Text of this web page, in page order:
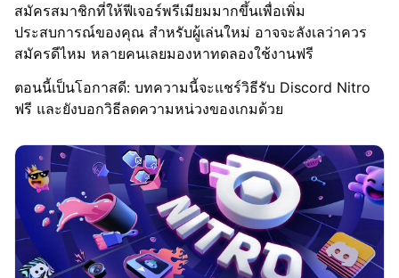
สมัครสมาชิกที่ให้ฟีเจอร์พรีเมียมมากขึ้นเพื่อเพิ่ม
ประสบการณ์ของคุณ สำหรับผู้เล่นใหม่ อาจจะลังเลว่าควร
สมัครดีไหม หลายคนเลยมองหาทดลองใช้งานฟรี
ตอนนี้เป็นโอกาสดี: บทความนี้จะแชร์วิธีรับ Discord Nitro
ฟรี และยังบอกวิธีลดความหน่วงของเกมด้วย